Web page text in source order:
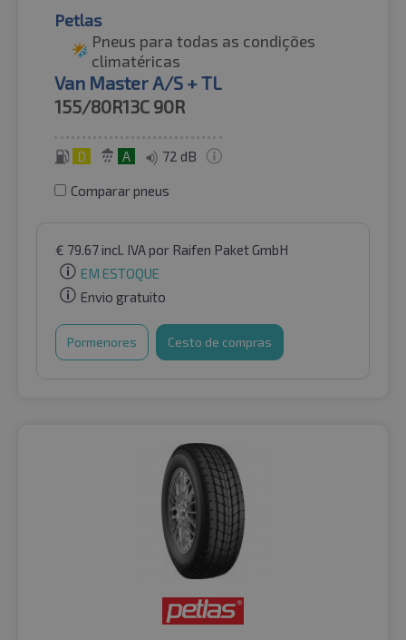
Petlas
Pneus para todas as condições
climatéricas
Van Master A/S + TL
155/80R13C 90R
D A 72 dB
Comparar pneus
€ 79.67incl. IVApor Raifen Paket GmbH
EM ESTOQUE
Envio gratuito
Pormenores Cesto de compras